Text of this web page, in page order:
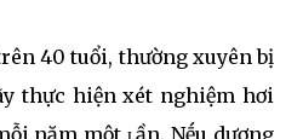
40 tuổi, thường xuyên bị
thực hiện xét nghiệm hơi